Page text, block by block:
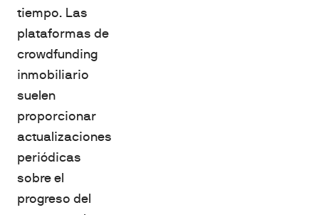
tiempo. Las
plataformas de
crowdfunding
inmobiliario
suelen
proporcionar
actualizaciones
periódicas
sobre el
progreso del